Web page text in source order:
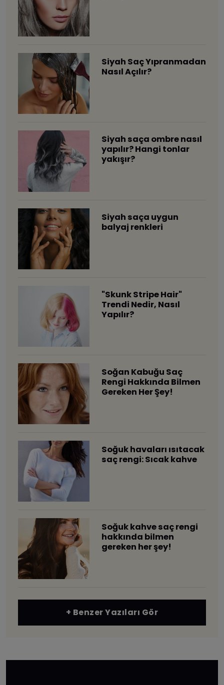
Siyah Saç Yıpranmadan
Nasıl Açılır?
Siyah saça ombre nasıl
yapılır? Hangi tonlar
yakışır?
Siyah saça uygun
balyaj renkleri
"Skunk Stripe Hair"
Trendi Nedir, Nasıl
Yapılır?
Soğan Kabuğu Saç
Rengi Hakkında Bilmen
Gereken Her Şey!
Soğuk havaları ısıtacak
saç rengi: Sıcak kahve
Soğuk kahve saç rengi
hakkında bilmen
gereken her şey!
+ Benzer Yazıları Gör